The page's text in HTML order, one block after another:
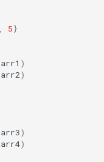
, 5}
arr1 )
arr2)
arr3)
arr4)